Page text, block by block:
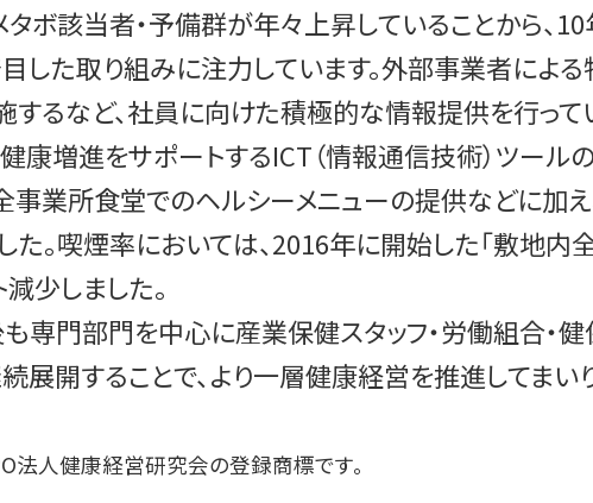
タボ該当者・予備群が年々上昇していることから、
した取り組みに注力しています。外部事業者によ
するなど、社員に向けた積極的な情報提供を行って
健康増進をサポートするICT（情報通信技術）ツール
事業所食堂でのヘルシーメニューの提供などに加
た。喫煙率においては、2016年に開始した「敷地内
少しました。
も専門部門を中心に産業保健スタッフ・労働組合・
展開することで、より一層健康経営を推進してまいり
法人健康経営研究会の登録商標です。